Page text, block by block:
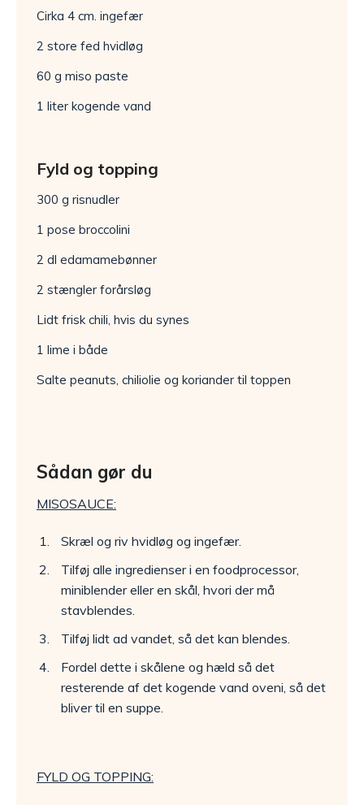
Cirka 4 cm. ingefær
2 store fed hvidløg
60 g miso paste
1 liter kogende vand
Fyld og topping
300 g risnudler
1 pose broccolini
2 dl edamamebønner
2 stængler forårsløg
Lidt frisk chili, hvis du synes
1 lime i både
Salte peanuts, chiliolie og koriander til toppen
Sådan gør du
MISOSAUCE:
Skræl og riv hvidløg og ingefær.
Tilføj alle ingredienser i en foodprocessor,
miniblender eller en skål, hvori der må
stavblendes.
Tilføj lidt ad vandet, så det kan blendes.
Fordel dette i skålene og hæld så det
resterende af det kogende vand oveni, så det
bliver til en suppe.
FYLD OG TOPPING: